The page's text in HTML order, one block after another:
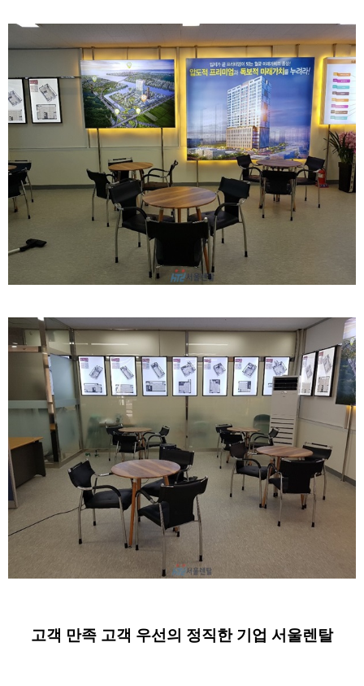
고객 만족 고객 우선의 정직한 기업 서울렌탈